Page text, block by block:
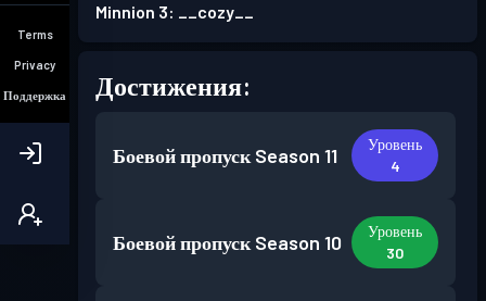
Terms
Privacy
Поддержка
Minnion 3: __cozy__
Достижения:
Боевой пропуск Season 11
Уровень
4
Боевой пропуск Season 10
Уровень
30